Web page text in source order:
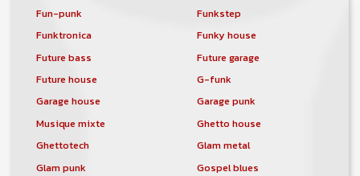
Fun-punk
Funkstep
Funktronica
Funky house
Future bass
Future garage
Future house
G-funk
Garage house
Garage punk
Musique mixte
Ghetto house
Ghettotech
Glam metal
Glam punk
Gospel blues